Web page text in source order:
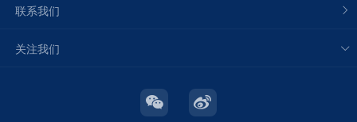
联系我们
关注我们